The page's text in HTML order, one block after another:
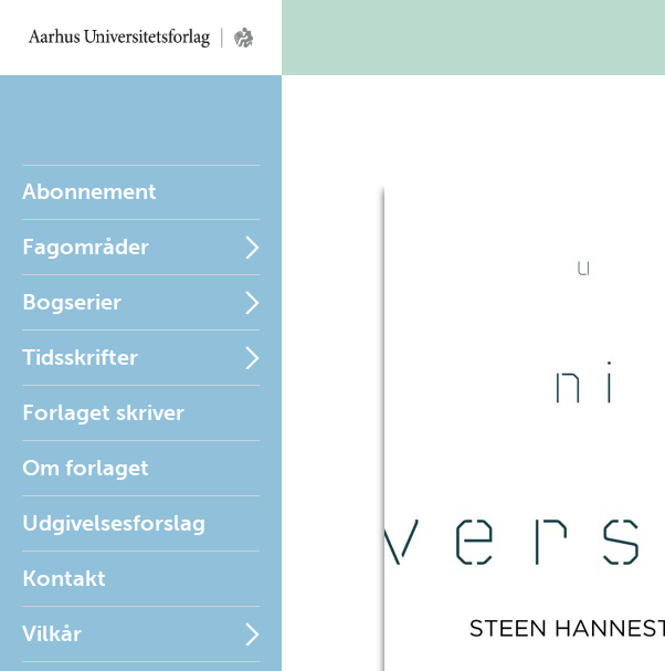
Abonnement
Fagområder
Bogserier
Tidsskrifter
Forlaget skriver
Om forlaget
Udgivelsesforslag
Kontakt
Vilkår